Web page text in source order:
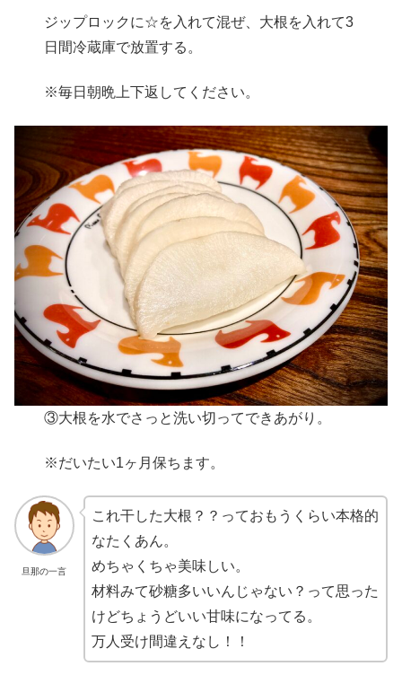
ジップロックに☆を入れて混ぜ、大根を入れて3
日間冷蔵庫で放置する。
※毎日朝晩上下返してください。
③大根を水でさっと洗い切ってできあがり。
※だいたい1ヶ月保ちます。
旦那の一言
これ干した大根？？っておもうくらい本格的
なたくあん。
めちゃくちゃ美味しい。
材料みて砂糖多いいんじゃない？って思った
けどちょうどいい甘味になってる。
万人受け間違えなし！！